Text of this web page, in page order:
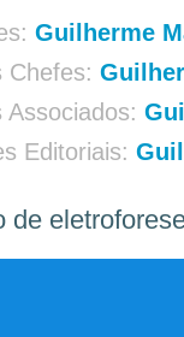
Guilherme
Chefes:
Associados:
Editoriais:
de